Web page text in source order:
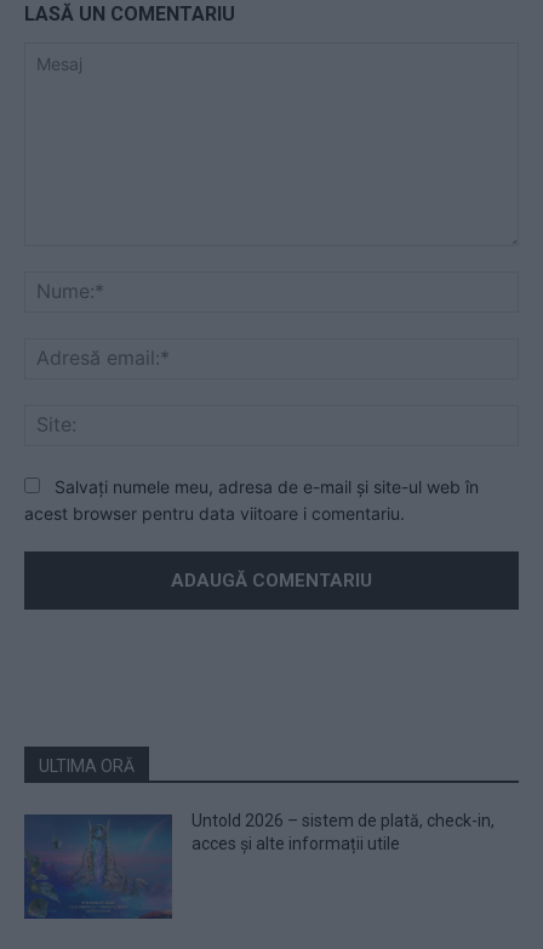
LASĂ UN COMENTARIU
Salvați numele meu, adresa de e-mail și site-ul web în
acest browser pentru data viitoare i comentariu.
ULTIMA ORĂ
Untold 2026 – sistem de plată, check-in,
acces și alte informații utile